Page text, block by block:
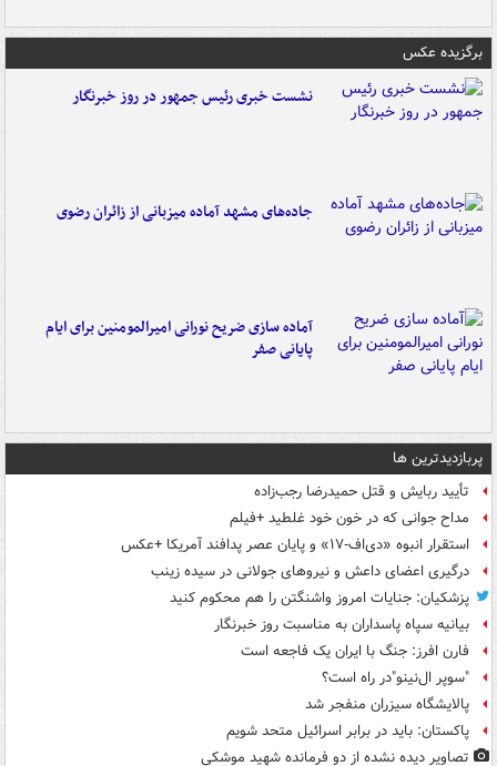
برگزیده عکس
نشست خبری رئیس جمهور در روز خبرنگار
جاده‌های مشهد آماده میزبانی از زائران رضوی
آماده سازی ضریح نورانی امیرالمومنین برای ایام
پایانی صفر
پربازدیدترین ها
تأیید ربایش و قتل حمیدرضا رجب‌زاده
مداح جوانی که در خون خود غلطید +فیلم
استقرار انبوه «دی‌اف‑۱۷» و پایان عصر پدافند آمریکا +عکس
درگیری اعضای داعش و نیروهای جولانی در سیده زینب
پزشکیان: جنایات امروز واشنگتن را هم محکوم کنید
بیانیه سپاه پاسداران به مناسبت روز خبرنگار
فارن افرز: جنگ با ایران یک فاجعه است
"سوپر ال‌نینو"در راه است؟
پالایشگاه سیزران منفجر شد
پاکستان: باید در برابر اسرائیل متحد شویم
تصاویر دیده‌ نشده از دو فرمانده شهید موشکی